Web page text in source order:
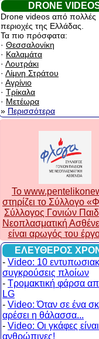
DRONE
Drone videos από πολλές
περιοχές της Ελλάδας.
Τα πιο πρόσφατα:
· Θεσσαλονίκη
· Καλαμάτα
· Λουτράκι
· Λίμνη Στράτου
· Αγρίνιο
· Τρίκαλα
· Μετέωρα
» Περισσότερα
To
στηρίζει το Σύλλογο
Σύλλογος Γονιών
Νεοπλασματική
είναι αρωγός του
ΕΛΕΥΘΕΡΟΣ
- Video: 10
συγκρούσεις πλοίων
- Τρομακτική φάρσα
LG
- Video: Όταν σε ένα
αρέσει η θάλασσα...
- Video: Οι γκάφες
ανθρώπινες!